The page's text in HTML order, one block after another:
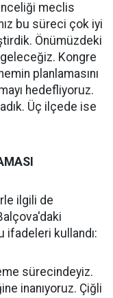
meclis
bu süreci çok iyi
Önümüzdeki
Kongre
planlamasını
hedefliyoruz.
Üç ilçede ise
ilgili de
kullandı:
sürecindeyiz.
inanıyoruz. Çiğli